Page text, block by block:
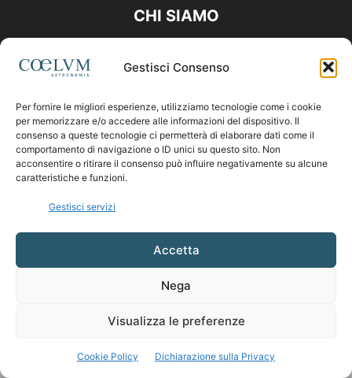
Gestisci Consenso
Per fornire le migliori esperienze, utilizziamo tecnologie come i cookie
per memorizzare e/o accedere alle informazioni del dispositivo. Il
consenso a queste tecnologie ci permetterà di elaborare dati come il
comportamento di navigazione o ID unici su questo sito. Non
acconsentire o ritirare il consenso può influire negativamente su alcune
caratteristiche e funzioni.
Gestisci servizi
Accetta
Nega
Visualizza le preferenze
Cookie Policy Dichiarazione sulla Privacy
CHI SIAMO
Contattaci:coelumastro@coelum.com
SEGUICI